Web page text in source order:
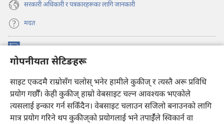
गोपनीयता सेटिङहरू
साइट एकदमै राम्रोसँग चलोस् भनेर हामीले कुकीज् र त्यस्तै अरू प्रविधि
प्रयोग गर्छौँ। केही कुकीज्‌ हाम्रो वेबसाइट चल्न आवश्यक भएकोले
त्यसलाई इन्कार गर्न सकिँदैन। वेबसाइट चलाउन सजिलो बनाउनको लागि
मात्र प्रयोग गरिने थप कुकीज्‌को प्रयोगलाई भने तपाईँले स्विकार्न वा
सरकारी अधिकारी र पत्रकारहरूका लागि जानकारी
मदत
अर्को
नयाँ
पृष्ठ
प्रहरीधरहरा अनलाइन लाइब्रेरी
(ब्राउजरको
अर्को
नयाँ
पृष्ठ
JW Hub ®
(ब्राउजरको
अर्को